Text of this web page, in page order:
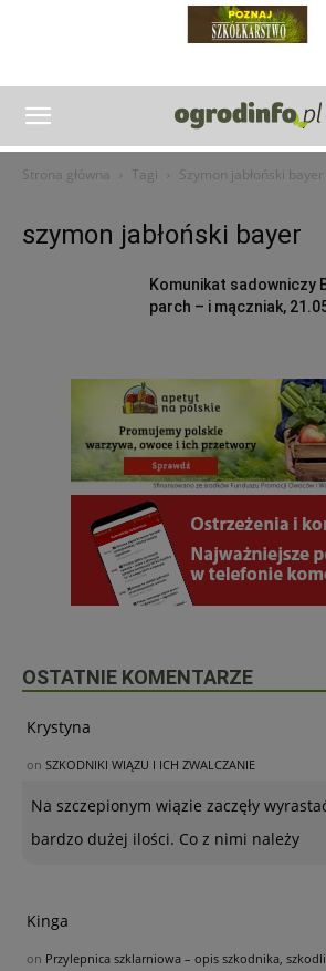
Strona główna Tagi Szymon jabłoński bayer
szymon jabłoński bayer
Komunikat sadowniczy
parch – i mączniak,
OSTATNIE KOMENTARZE
Krystyna
on SZKODNIKI WIĄZU I ICH ZWALCZANIE
Na szczepionym wiązie zaczęły
bardzo dużej ilości. Co z nimi należy
Kinga
on Przylepnica szklarniowa – opis szkodnika,